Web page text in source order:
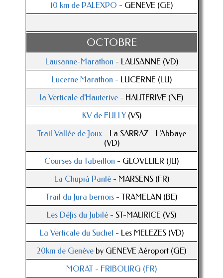
10 km de PALEXPO - GENEVE (GE)
OCTOBRE
Lausanne-Marathon - LAUSANNE (VD)
Lucerne Marathon - LUCERNE (LU)
la Verticale d'Hauterive - HAUTERIVE (NE)
KV de FULLY(VS)
Trail Vallée de Joux- La SARRAZ - L'Abbaye
(VD)
Courses du Tabeillon - GLOVELIER (JU)
La Chupià Pantè- MARSENS (FR)
Trail du Jura bernois - TRAMELAN (BE)
Les Défis du Jubilé - ST-MAURICE (VS)
La Verticale du Suchet- Les MELEZES (VD)
20km de Genève by GENEVE Aéroport (GE)
MORAT - FRIBOURG (FR)